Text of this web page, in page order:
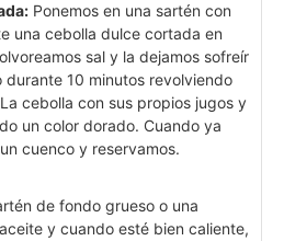
Ponemos en una sartén con
una cebolla dulce cortada en
sal y la dejamos sofreír
10 minutos revolviendo
cebolla con sus propios jugos y
un color dorado. Cuando ya
cuenco y reservamos.
de fondo grueso o una
y cuando esté bien caliente,